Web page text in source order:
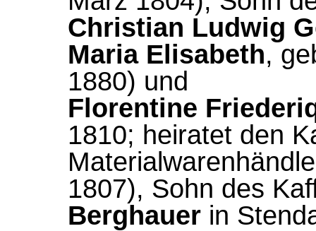
Christian Ludwig
Maria Elisabeth,
1880) und
Florentine
1810; heiratet den
1807), Sohn des
Berghauer in